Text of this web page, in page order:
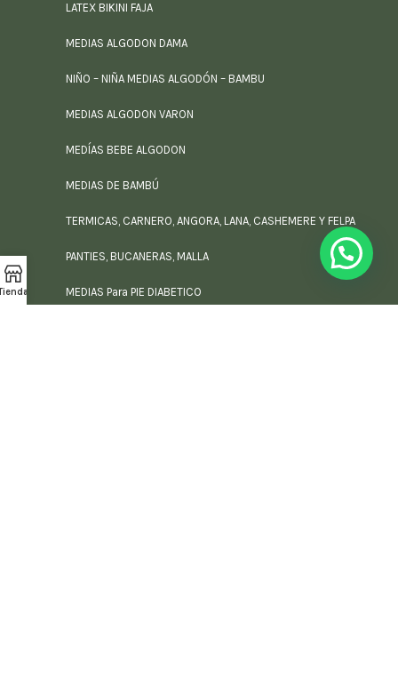
LATEX BIKINI FAJA
MEDIAS ALGODON DAMA
NIÑO – NIÑA MEDIAS ALGODÓN – BAMBU
MEDIAS ALGODON VARON
MEDÍAS BEBE ALGODON
MEDIAS DE BAMBÚ
TERMICAS, CARNERO, ANGORA, LANA, CASHEMERE Y FELPA
PANTIES, BUCANERAS, MALLA
MEDIAS Para PIE DIABETICO